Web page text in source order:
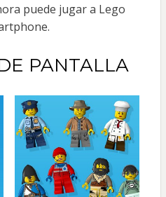
puede jugar a Lego
PANTALLA